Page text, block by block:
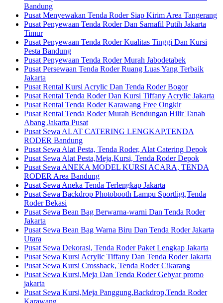
Bandung
Pusat Menyewakan Tenda Roder Siap Kirim Area Tangerang
Pusat Penyewaan Tenda Roder Dan Sarnafil Putih Jakarta
Timur
Pusat Penyewaan Tenda Roder Kualitas Tinggi Dan Kursi
Pesta Bandung
Pusat Penyewaan Tenda Roder Murah Jabodetabek
Pusat Persewaan Tenda Roder Ruang Luas Yang Terbaik
Jakarta
Pusat Rental Kursi Acrylic Dan Tenda Roder Bogor
Pusat Rental Tenda Roder Dan Kursi Tiffany Acrylic Jakarta
Pusat Rental Tenda Roder Karawang Free Ongkir
Pusat Rental Tenda Roder Murah Bendungan Hilir Tanah
Abang Jakarta Pusat
Pusat Sewa ALAT CATERING LENGKAP,TENDA
RODER Bandung
Pusat Sewa Alat Pesta, Tenda Roder, Alat Catering Depok
Pusat Sewa Alat Pesta,Meja,Kursi, Tenda Roder Depok
Pusat Sewa ANEKA MODEL KURSI ACARA, TENDA
RODER Area Bandung
Pusat Sewa Aneka Tenda Terlengkap Jakarta
Pusat Sewa Backdrop Photobooth Lampu Sportligt,Tenda
Roder Bekasi
Pusat Sewa Bean Bag Berwarna-warni Dan Tenda Roder
Jakarta
Pusat Sewa Bean Bag Warna Biru Dan Tenda Roder Jakarta
Utara
Pusat Sewa Dekorasi, Tenda Roder Paket Lengkap Jakarta
Pusat Sewa Kursi Acrylic Tiffany Dan Tenda Roder Jakarta
Pusat Sewa Kursi Crossback, Tenda Roder Cikarang
Pusat Sewa Kursi,Meja Dan Tenda Roder Gebyar promo
jakarta
Pusat Sewa Kursi,Meja Panggung,Backdrop,Tenda Roder
Karawang